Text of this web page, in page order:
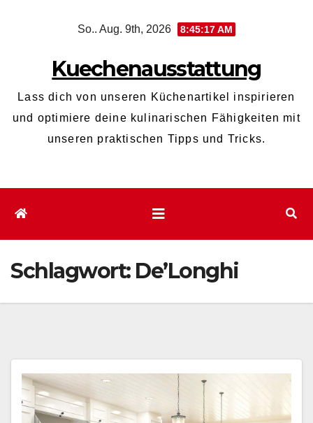
So.. Aug. 9th, 2026 8:45:18 AM
Kuechenausstattung
Lass dich von unseren Küchenartikel inspirieren
und optimiere deine kulinarischen Fähigkeiten mit
unseren praktischen Tipps und Tricks.
Schlagwort: De’Longhi